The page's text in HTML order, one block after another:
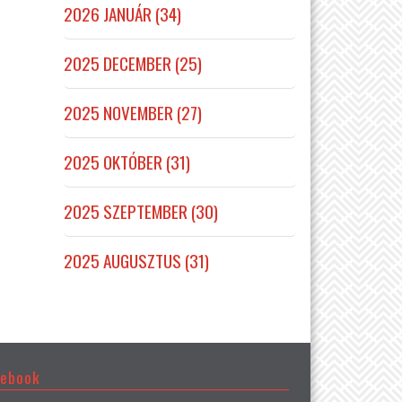
2026 JANUÁR (34)
2025 DECEMBER (25)
2025 NOVEMBER (27)
2025 OKTÓBER (31)
2025 SZEPTEMBER (30)
2025 AUGUSZTUS (31)